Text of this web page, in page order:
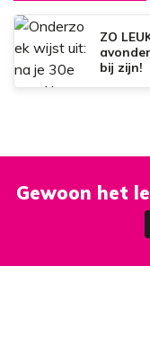
ZO
bij zijn!
Gewoon het